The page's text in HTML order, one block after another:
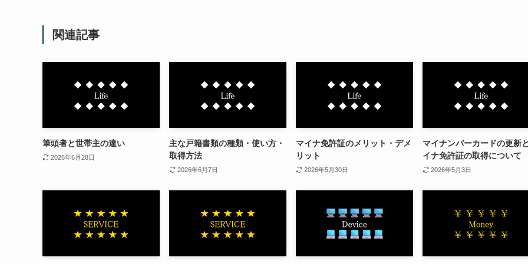
関連記事
筆頭者と世帯主の違い
2026年6月28日
主な戸籍書類の種類・使い方・
取得方法
2026年6月7日
マイナ免許証のメリット・デメ
リット
2026年5月30日
マイナンバーカードの更新
イナ免許証の取得について
2026年5月3日